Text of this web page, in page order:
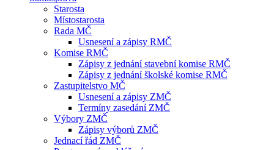
Starosta
Místostarosta
Rada MČ
Usnesení a zápisy RMČ
Komise RMČ
Zápisy z jednání stavební komise RMČ
Zápisy z jednání školské komise RMČ
Zastupitelstvo MČ
Usnesení a zápisy ZMČ
Termíny zasedání ZMČ
Výbory ZMČ
Zápisy výborů ZMČ
Jednací řád ZMČ